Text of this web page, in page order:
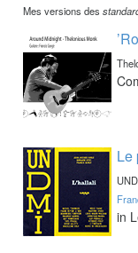
Mes versions des
Le
in